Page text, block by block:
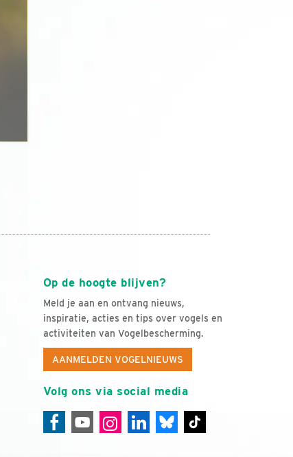
Op de hoogte blijven?
Meld je aan en ontvang nieuws,
inspiratie, acties en tips over vogels en
activiteiten van Vogelbescherming.
AANMELDEN VOGELNIEUWS
Volg ons via social media